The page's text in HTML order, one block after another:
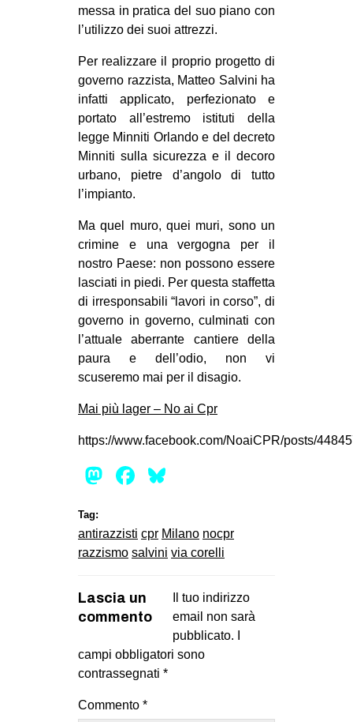
Fb
tw
bsky
ms
messa in pratica del suo piano con
l’utilizzo dei suoi attrezzi.
Per realizzare il proprio progetto di
governo razzista, Matteo Salvini ha
infatti applicato, perfezionato e
portato all’estremo istituti della
legge Minniti Orlando e del decreto
Minniti sulla sicurezza e il decoro
urbano, pietre d’angolo di tutto
l’impianto.
Ma quel muro, quei muri, sono un
crimine e una vergogna per il
nostro Paese: non possono essere
lasciati in piedi. Per questa staffetta
di irresponsabili “lavori in corso”, di
governo in governo, culminati con
l’attuale aberrante cantiere della
paura e dell’odio, non vi
scuseremo mai per il disagio.
Mai più lager – No ai Cpr
https://www.facebook.com/NoaiCPR/posts/
Mastodon
Facebook
Tag:
antirazzisti cpr Milano nocpr
razzismo salvini via corelli
Lascia un
commento
Il tuo indirizzo
email non sarà
pubblicato.
campi obbligatori sono
contrassegnati *
Commento *